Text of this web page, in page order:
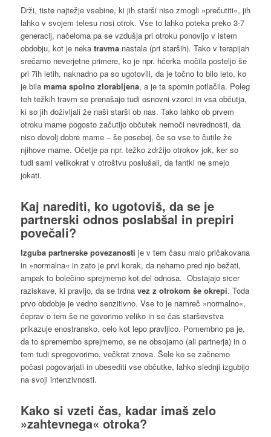
Drži, tiste najtežje vsebine, ki jih starši niso zmogli »prečutiti«, jih
lahko v svojem telesu nosi otrok. Vse to lahko poteka preko 3-7
generacij, načeloma pa se vzdušja pri otroku ponovijo v istem
obdobju, kot je neka travmanastala (pri starših). Tako v terapijah
srečamo neverjetne primere, ko je npr. hčerka močila posteljo še
pri 7ih letih, naknadno pa so ugotovili, da je točno to bilo leto, ko
je bila mama spolno zlorabljena, a je ta spomin potlačila. Poleg
teh težkih travm se prenašajo tudi osnovni vzorci in vsa občutja,
ki so jih doživljali že naši starši ob nas. Tako lahko ob prvem
otroku mame pogosto začutijo občutek nemoči nevrednosti, da
niso dovolj dobre mame – še posebej, če so vse to čutile že
njihove mame. Očetje pa npr. težko zdržijo otrokov jok, ker so
tudi sami velikokrat v otroštvu poslušali, da fantki ne smejo
jokati.
Kaj narediti, ko ugotoviš, da se je
partnerski odnos poslabšal in prepiri
povečali?
Izguba partnerske povezanosti je v tem času malo pričakovana
in »normalna« in zato je prvi korak, da nehamo pred njo bežati,
ampak to bolečino sprejmemo kot del odnosa. Obstajajo sicer
raziskave, ki pravijo, da se trdna vez z otrokom še okrepi. Toda
prvo obdobje je vedno senzitivno. Vse to je namreč »normalno«,
čeprav o tem še ne govorimo veliko in se čas starševstva
prikazuje enostransko, celo kot lepo pravljico. Pomembno pa je,
da to spremembo sprejmemo, se ne obsojamo (ali partnerja) in o
tem tudi spregovorimo, večkrat znova. Šele ko se začnemo
počasi pogovarjati in ubesediti vse občutke, lahko slednji izgubijo
na svoji intenzivnosti.
Kako si vzeti čas, kadar imaš zelo
»zahtevnega« otroka?